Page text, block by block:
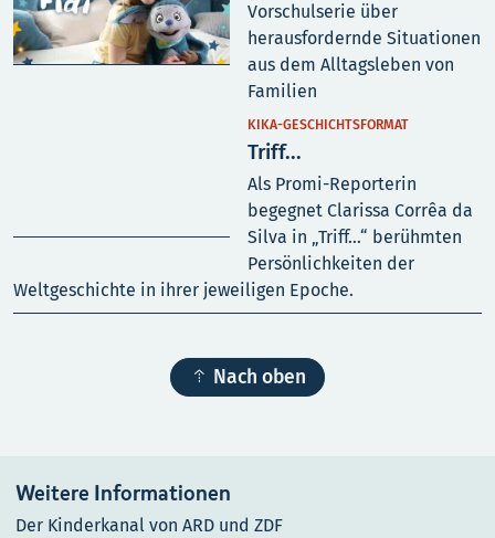
Vorschulserie über
herausfordernde Situationen
aus dem Alltagsleben von
Familien
KIKA-GESCHICHTSFORMAT
Triff...
Als Promi-Reporterin
begegnet Clarissa Corrêa da
Silva in „Triff…“ berühmten
Persönlichkeiten der
Weltgeschichte in ihrer jeweiligen Epoche.
 Nach oben
Weitere Informationen
Der Kinderkanal von ARD und ZDF